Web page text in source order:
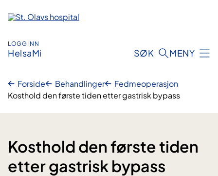
innhold
LOGG INN
HelsaMi SØK MENY
Forside Behandlinger
Fedmeoperasjon
Kosthold den første tiden etter gastrisk bypass
Kosthold den første tiden
etter gastrisk bypass